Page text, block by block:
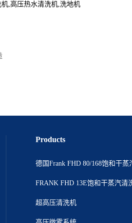
机,高压热水清洗机,洗地机
Products
德国Frank FHD 80/168饱和干蒸
FRANK FHD 13E饱和干蒸汽清
超高压清洗机